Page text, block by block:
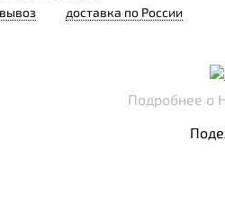
доставка по России
Подробнее о